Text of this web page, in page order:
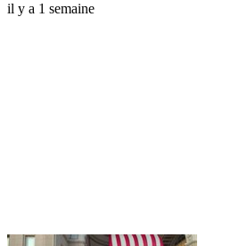
il y a 1 semaine